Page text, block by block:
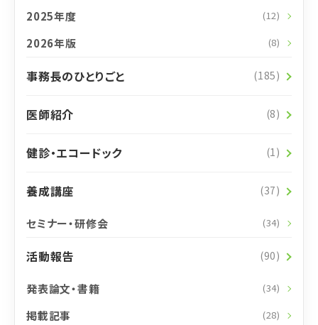
2025年度 (12)
2026年版 (8)
事務長のひとりごと (185)
医師紹介 (8)
健診・エコードック (1)
養成講座 (37)
セミナー・研修会 (34)
活動報告 (90)
発表論文・書籍 (34)
掲載記事 (28)